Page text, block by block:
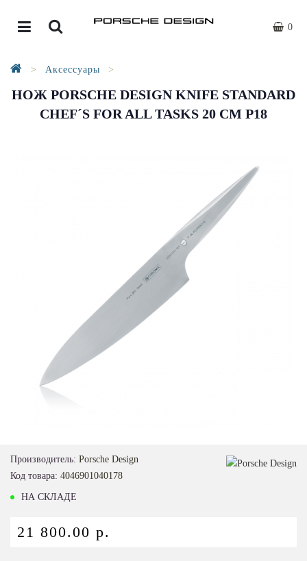
0
Аксессуары
НОЖ PORSCHE DESIGN KNIFE STANDARD
CHEF´S FOR ALL TASKS 20 CM P18
Производитель: Porsche Design
Код товара: 4046901040178
НА СКЛАДЕ
21 800.00 р.